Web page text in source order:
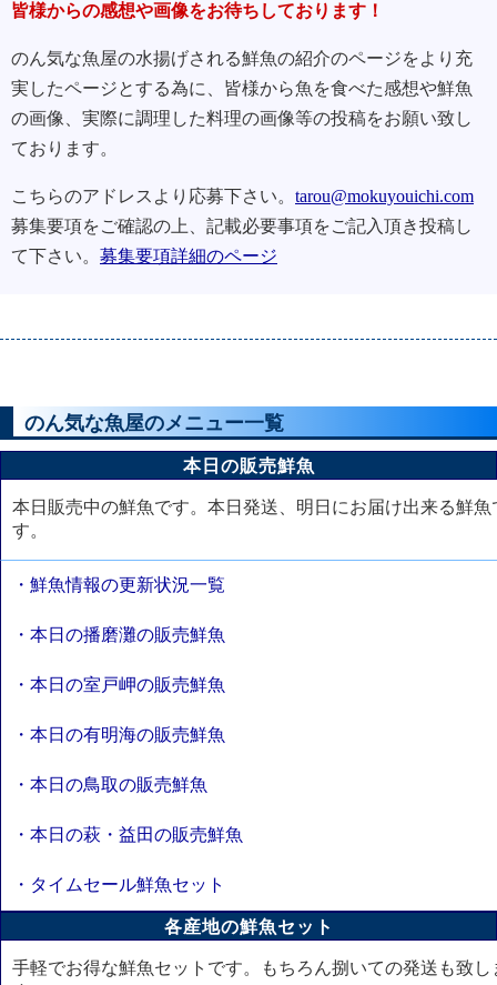
皆様からの感想や画像をお待ちしております！
のん気な魚屋の水揚げされる鮮魚の紹介のページをより充
実したページとする為に、皆様から魚を食べた感想や鮮魚
の画像、実際に調理した料理の画像等の投稿をお願い致し
ております。
こちらのアドレスより応募下さい。 tarou@mokuyouichi.com
募集要項をご確認の上、記載必要事項をご記入頂き投稿し
て下さい。 募集要項詳細のページ
のん気な魚屋のメニュー一覧
本日の販売鮮魚
本日販売中の鮮魚です。本日発送、明日にお届け出来る鮮魚
す。
・鮮魚情報の更新状況一覧
・本日の播磨灘の販売鮮魚
・本日の室戸岬の販売鮮魚
・本日の有明海の販売鮮魚
・本日の鳥取の販売鮮魚
・本日の萩・益田の販売鮮魚
・タイムセール鮮魚セット
各産地の鮮魚セット
手軽でお得な鮮魚セットです。もちろん捌いての発送も致し